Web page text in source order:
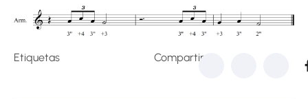
Etiquetas Compartir: